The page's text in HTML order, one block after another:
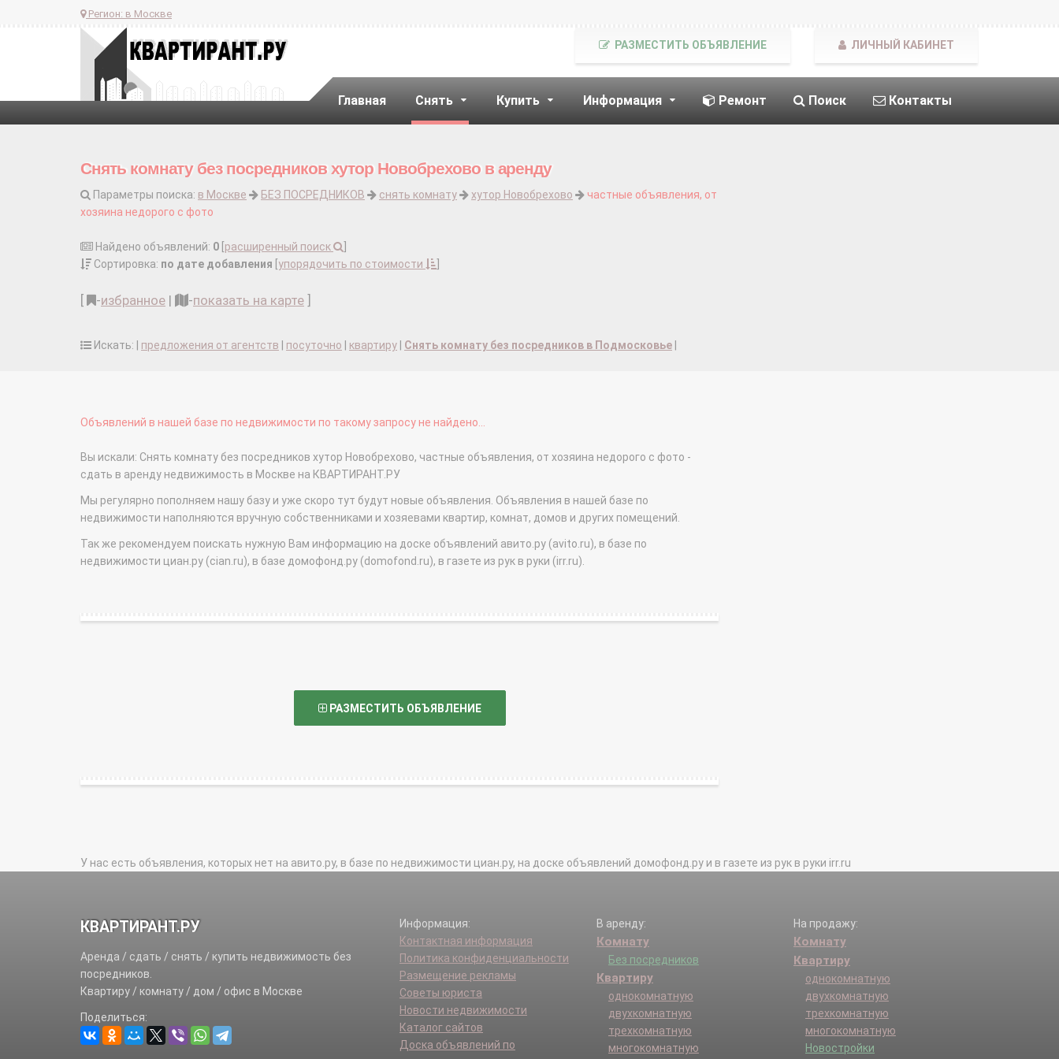
Регион: в Москве
Главная Снять Купить Информация Ремонт Поиск Контакты
РАЗМЕСТИТЬ ОБЪЯВЛЕНИЕ ЛИЧНЫЙ КАБИНЕТ
Снять комнату без посредников хутор Новобрехово в аренду
Параметры поиска: в Москве БЕЗ ПОСРЕДНИКОВ снять комнату хутор Новобрехово
частные объявления, от
хозяина недорого с фото
Найдено объявлений: 0 расширенный поиск
Сортировка: по дате добавления упорядочить по стоимости
-избранное | -показать на карте
Искать: | предложения от агентств посуточно квартиру Снять комнату без посредников в Подмосковье
Объявлений в нашей базе по недвижимости по такому запросу не найдено...
Вы искали: Снять комнату без посредников хутор Новобрехово, частные объявления, от хозяина недорого с фото -
сдать в аренду недвижимость в Москве на КВАРТИРАНТ.РУ
Мы регулярно пополняем нашу базу и уже скоро тут будут новые объявления. Объявления в нашей базе по
недвижимости наполняются вручную собственниками и хозяевами квартир, комнат, домов и других помещений.
Так же рекомендуем поискать нужную Вам информацию на доске объявлений авито.ру (avito.ru), в базе по
недвижимости циан.ру (cian.ru), в базе домофонд.ру (domofond.ru), в газете из рук в руки (irr.ru).
РАЗМЕСТИТЬ ОБЪЯВЛЕНИЕ
У нас есть объявления, которых нет на авито.ру, в базе по недвижимости циан.ру, на доске объявлений домофонд.ру и в газете из рук в руки irr.ru
КВАРТИРАНТ.РУ
Аренда / сдать / снять / купить недвижимость без
посредников.
Квартиру / комнату / дом / офис в Москве
Поделиться:
Информация:
Контактная информация
Политика конфиденциальности
Размещение рекламы
Советы юриста
Новости недвижимости
Каталог сайтов
Доска объявлений по
В аренду:
Комнату
Без посредников
Квартиру
однокомнатную
двухкомнатную
трехкомнатную
многокомнатную
На продажу:
Комнату
Квартиру
однокомнатную
двухкомнатную
трехкомнатную
многокомнатную
Новостройки